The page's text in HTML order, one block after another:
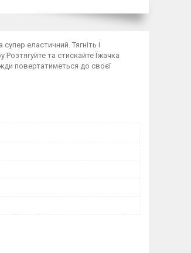
еластичний. Тягніть і
Розтягуйте та стискайте Їжачка
повертатиметься до своєї